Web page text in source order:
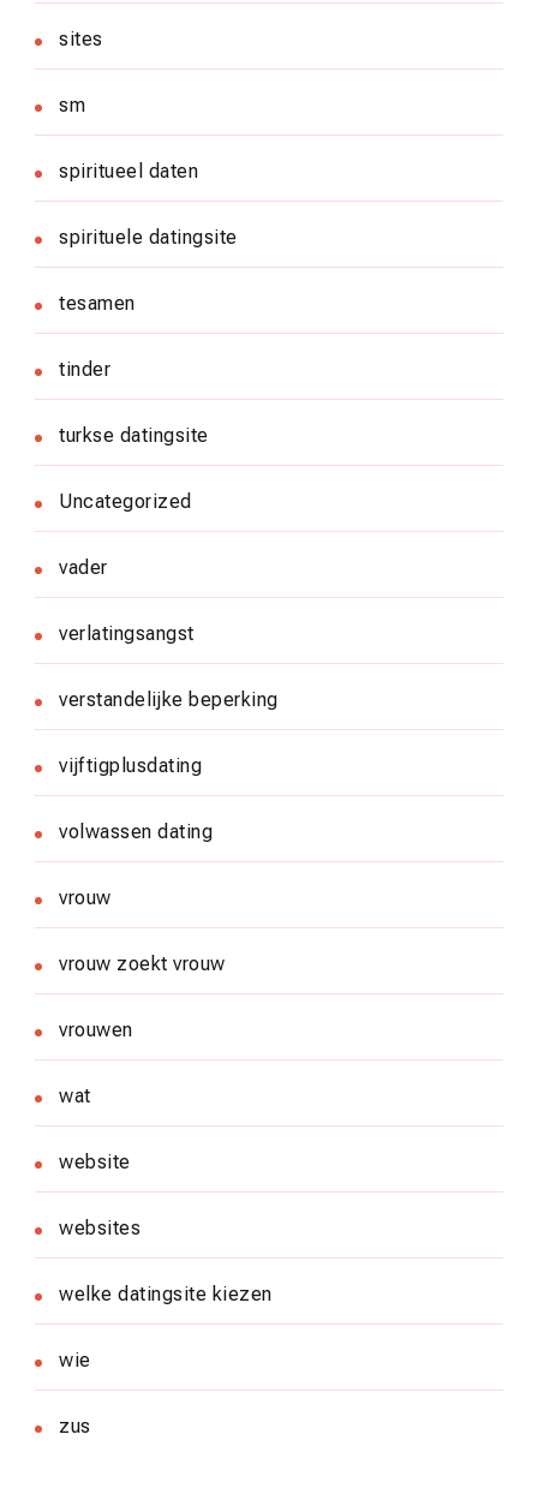
sites
sm
spiritueel daten
spirituele datingsite
tesamen
tinder
turkse datingsite
Uncategorized
vader
verlatingsangst
verstandelijke beperking
vijftigplusdating
volwassen dating
vrouw
vrouw zoekt vrouw
vrouwen
wat
website
websites
welke datingsite kiezen
wie
zus